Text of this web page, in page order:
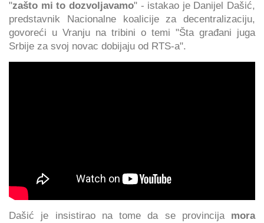
"zašto mi to dozvoljavamo" - istakao je Danijel Dašić,
predstavnik Nacionalne koalicije za decentralizaciju,
govoreći u Vranju na tribini o temi "Šta građani juga
Srbije za svoj novac dobijaju od RTS-a".
Dašić je insistirao na tome da se provincija mora